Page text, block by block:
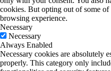
cookies. But opting out of some
browsing experience.
Necessary
Necessary
Always Enabled
Necessary cookies are absolutely
properly. This category only